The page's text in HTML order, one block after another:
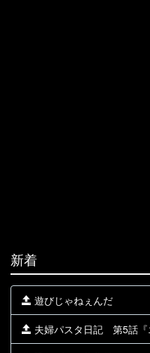
新着
遊びじゃねぇんだ
夫婦パスタ日記 第5話『